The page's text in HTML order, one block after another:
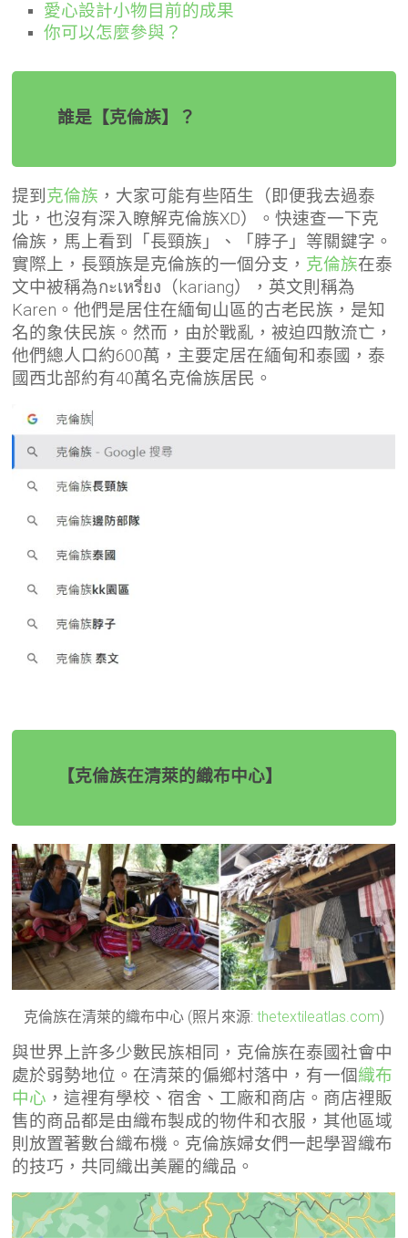
愛心設計小物目前的成果
你可以怎麼參與？
誰是【克倫族】？
提到 克倫族 ，大家可能有些陌生（即便我去過泰
北，也沒有深入瞭解克倫族XD）。快速查一下克
倫族，馬上看到「長頸族」、「脖子」等關鍵字。
實際上，長頸族是克倫族的一個分支， 克倫族在泰
文中被稱為กะเหรี่ยง（kariang），英文則稱為
Karen。他們是居住在緬甸山區的古老民族，是知
名的象伕民族。然而，由於戰亂，被迫四散流亡，
他們總人口約600萬，主要定居在緬甸和泰國，泰
國西北部約有40萬名克倫族居民。
【克倫族在清萊的織布中心】
克倫族在清萊的織布中心 (照片來源: thetextileatlas.com)
與世界上許多少數民族相同，克倫族在泰國社會中
處於弱勢地位。在清萊的偏鄉村落中，有一個織布
中心 ，這裡有學校、宿舍、工廠和商店。商店裡販
售的商品都是由織布製成的物件和衣服，其他區域
則放置著數台織布機。克倫族婦女們一起學習織布
的技巧，共同織出美麗的織品。